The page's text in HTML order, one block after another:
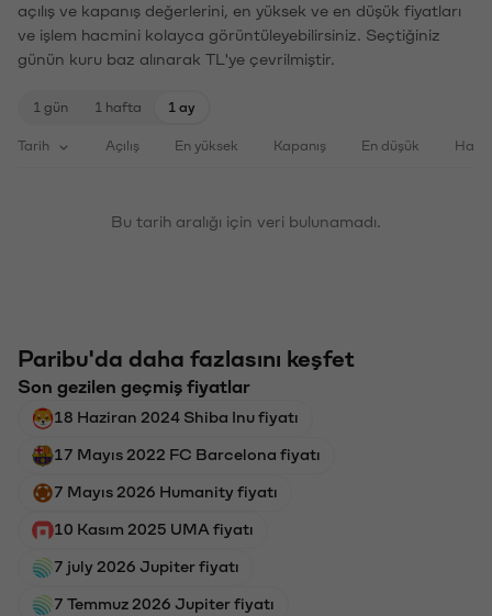
açılış ve kapanış değerlerini, en yüksek ve en düşük fiyatları
ve işlem hacmini kolayca görüntüleyebilirsiniz. Seçtiğiniz
günün kuru baz alınarak TL'ye çevrilmiştir.
1 gün 1 hafta 1 ay
Tarih Açılış En yüksek Kapanış En düşük
Bu tarih aralığı için veri bulunamadı.
Paribu'da daha fazlasını keşfet
Son gezilen geçmiş fiyatlar
18 Haziran 2024 Shiba Inu fiyatı
17 Mayıs 2022 FC Barcelona fiyatı
7 Mayıs 2026 Humanity fiyatı
10 Kasım 2025 UMA fiyatı
7 july 2026 Jupiter fiyatı
7 Temmuz 2026 Jupiter fiyatı